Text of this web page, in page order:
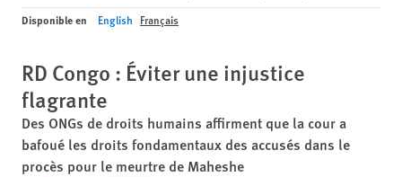
Disponible en English Français
RD Congo : Éviter une injustice
flagrante
Des ONGs de droits humains affirment que la cour a
bafoué les droits fondamentaux des accusés dans le
procès pour le meurtre de Maheshe